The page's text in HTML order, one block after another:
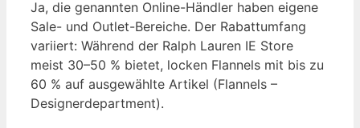
Ja, die genannten Online-Händler haben eigene
Sale- und Outlet-Bereiche. Der Rabattumfang
variiert: Während der Ralph Lauren IE Store
meist 30–50 % bietet, locken Flannels mit bis zu
60 % auf ausgewählte Artikel (Flannels –
Designerdepartment).